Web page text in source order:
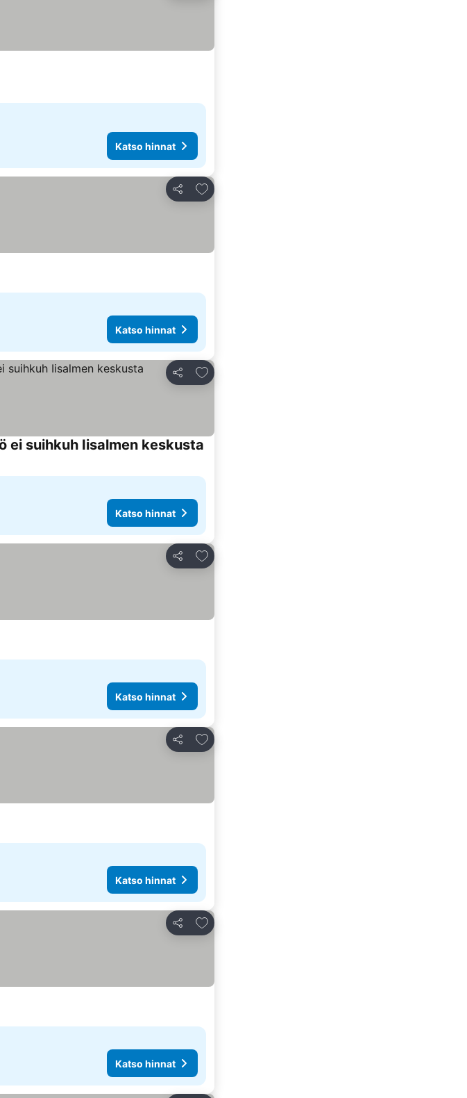
Katso hinnat
Jaa
Lisää suosikkeihin
Katso hinnat
Jaa
Lisää suosikkeihin
ei suihkuh Iisalmen keskusta
Katso hinnat
Jaa
Lisää suosikkeihin
Katso hinnat
Jaa
Lisää suosikkeihin
Katso hinnat
Jaa
Lisää suosikkeihin
Katso hinnat